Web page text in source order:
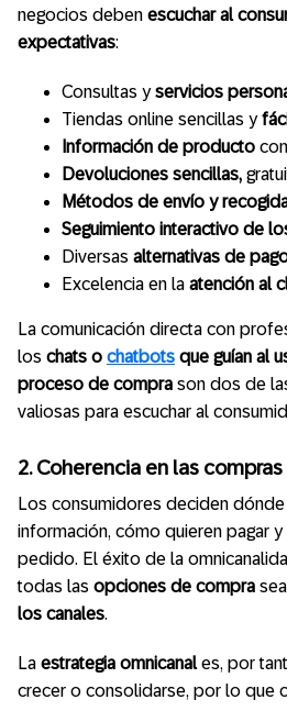
negocios deben escuchar al
expectativas:
Consultas yservicios
Tiendas online sencillas y
Información de producto
Devoluciones sencillas,
Métodos de envío y
Seguimiento interactivo de
Diversas alternativas de
Excelencia en la atención al
La comunicación directa con
los chats o chatbots que guían al
proceso de compra son dos de
valiosas para escuchar al
2. Coherencia en las
Los consumidores deciden
información, cómo quieren pagar
pedido. El éxito de la
todas las opciones de compra
los canales.
La estrategia omnicanales, por
crecer o consolidarse, por lo que